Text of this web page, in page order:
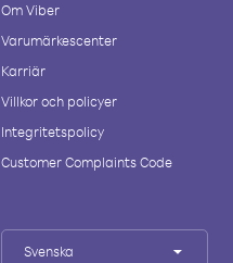
Om Viber
Varumärkescenter
Karriär
Villkor och policyer
Integritetspolicy
Customer Complaints Code
Svenska